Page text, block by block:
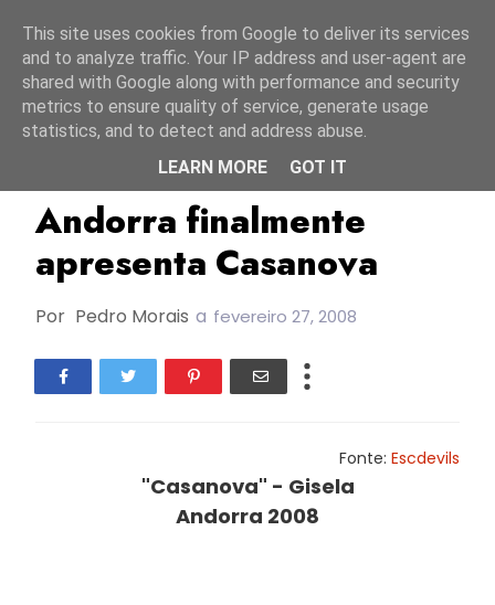
ESC2008
Andorra finalmente
apresenta Casanova
Por Pedro Morais a fevereiro 27, 2008
Fonte: Escdevils
"Casanova" - Gisela
Andorra 2008
This site uses cookies from Google to deliver its services
and to analyze traffic. Your IP address and user-agent are
shared with Google along with performance and security
metrics to ensure quality of service, generate usage
statistics, and to detect and address abuse.
LEARN MORE
GOT IT